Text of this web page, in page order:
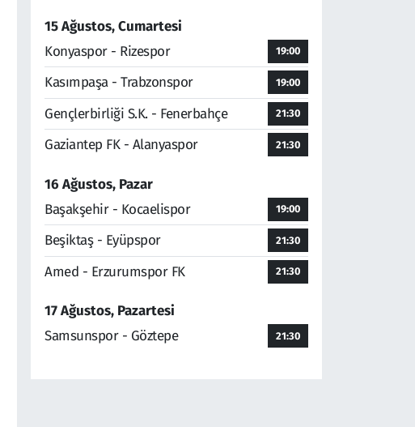
15 Ağustos, Cumartesi
Konyaspor - Rizespor
19:00
Kasımpaşa - Trabzonspor 19:00
Gençlerbirliği S.K. - Fenerbahçe 21:30
Gaziantep FK - Alanyaspor 21:30
16 Ağustos, Pazar
Başakşehir - Kocaelispor
19:00
Beşiktaş - Eyüpspor 21:30
Amed - Erzurumspor FK 21:30
17 Ağustos, Pazartesi
Samsunspor - Göztepe
21:30